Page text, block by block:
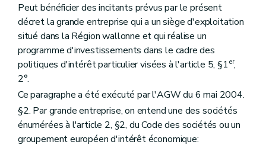
Peut bénéficier des incitants prévus par le présent
décret la grande entreprise qui a un siège d'exploitation
situé dans la Région wallonne et qui réalise un
programme d'investissements dans le cadre des
politiques d'intérêt particulier visées à l'article 5, §1er,
2°.
Ce paragraphe a été exécuté par l'AGW du 6 mai 2004.
§2. Par grande entreprise, on entend une des sociétés
énumérées à l'article 2, §2, du Code des sociétés ou un
groupement européen d'intérêt économique: